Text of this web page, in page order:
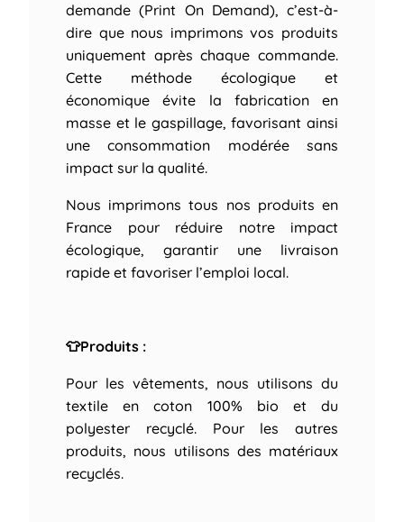
demande (Print On Demand), c’est-à-
dire que nous imprimons vos produits
uniquement après chaque commande.
Cette méthode écologique et
économique évite la fabrication en
masse et le gaspillage, favorisant ainsi
une consommation modérée sans
impact sur la qualité.
Nous imprimons tous nos produits en
France pour réduire notre impact
écologique, garantir une livraison
rapide et favoriser l’emploi local.
👕Produits :
Pour les vêtements, nous utilisons du
textile en coton 100% bio et du
polyester recyclé. Pour les autres
produits, nous utilisons des matériaux
recyclés.